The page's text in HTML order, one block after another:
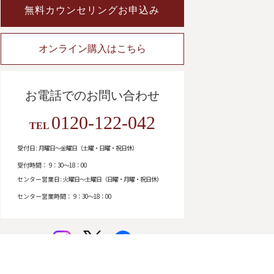
無料カウンセリングお申込み
オンライン購入はこちら
お電話でのお問い合わせ
TEL 0120-122-042
受付日: 月曜日～金曜日（土曜・日曜・祝日休）
受付時間： 9：30～18：00
センター営業日: 火曜日～土曜日（日曜・月曜・祝日休）
センター営業時間： 9：30～18：00
instagramtwitter